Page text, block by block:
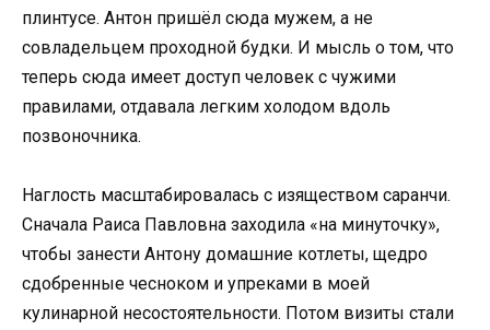
плинтусе. Антон пришёл сюда мужем, а не
совладельцем проходной будки. И мысль о том, что
теперь сюда имеет доступ человек с чужими
правилами, отдавала легким холодом вдоль
позвоночника.
Наглость масштабировалась с изяществом саранчи.
Сначала Раиса Павловна заходила «на минуточку»,
чтобы занести Антону домашние котлеты, щедро
сдобренные чесноком и упреками в моей
кулинарной несостоятельности. Потом визиты стали